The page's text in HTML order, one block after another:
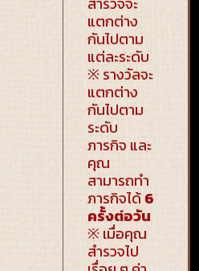
แตกต่าง
กันไปตาม
แต่ละระดับ
※ รางวัลจะ
แตกต่าง
กันไปตาม
ระดับ
ภารกิจ และ
คุณ
สามารถทำ
ภารกิจได้6
ครั้งต่อวัน
※ เมื่อคุณ
สำรวจไป